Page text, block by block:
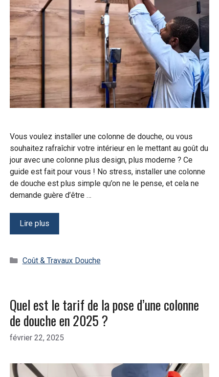
Vous voulez installer une colonne de douche, ou vous
souhaitez rafraîchir votre intérieur en le mettant au goût du
jour avec une colonne plus design, plus moderne ? Ce
guide est fait pour vous ! No stress, installer une colonne
de douche est plus simple qu’on ne le pense, et cela ne
demande guère d’être …
Lire plus
Catégories
Coût & Travaux Douche
Quel est le tarif de la pose d’une colonne
de douche en 2025 ?
février 22, 2025